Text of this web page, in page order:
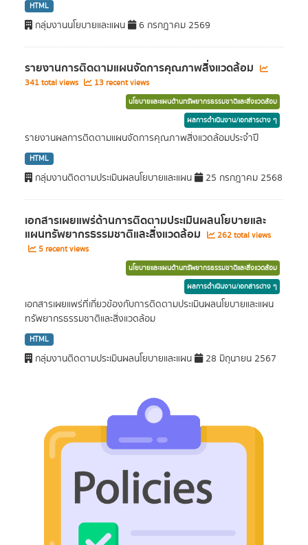
HTML
กลุ่มงานนโยบายและแผน 6 กรกฎาคม 2569
รายงานการติดตามแผนจัดการคุณภาพสิ่งแวดล้อม
341 total views 13 recent views
นโยบายและแผนด้านทรัพยากรธรรมชาติและสิ่งแวดล้อม
ผลการดำเนินงาน/เอกสารต่าง ๆ
รายงานผลการติดตามแผนจัดการคุณภาพสิ่งแวดล้อมประจำปี
HTML
กลุ่มงานติดตามประเมินผลนโยบายและแผน 25 กรกฎาคม 2568
เอกสารเผยแพร่ด้านการติดตามประเมินผลนโยบายและ
แผนทรัพยากรธรรมชาติและสิ่งแวดล้อม
262 total views
5 recent views
นโยบายและแผนด้านทรัพยากรธรรมชาติและสิ่งแวดล้อม
ผลการดำเนินงาน/เอกสารต่าง ๆ
เอกสารเผยแพร่ที่เกี่ยวข้องกับการติดตามประเมินผลนโยบายและแผน
ทรัพยากรธรรมชาติและสิ่งแวดล้อม
HTML
กลุ่มงานติดตามประเมินผลนโยบายและแผน 28 มิถุนายน 2567